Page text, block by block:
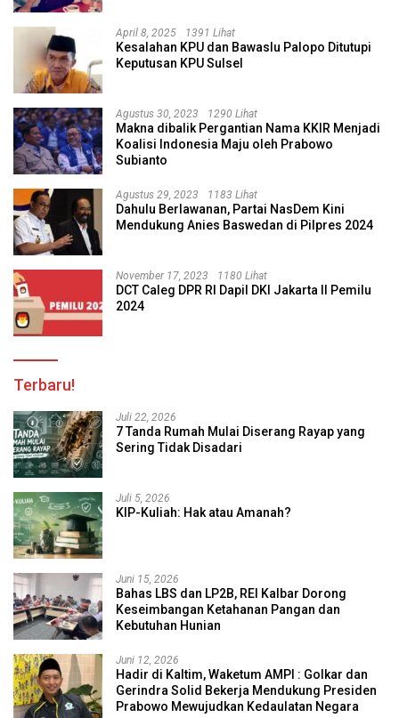
April 8, 2025 1391 Lihat
Kesalahan KPU dan Bawaslu Palopo Ditutupi
Keputusan KPU Sulsel
Agustus 30, 2023 1290 Lihat
Makna dibalik Pergantian Nama KKIR Menjadi
Koalisi Indonesia Maju oleh Prabowo
Subianto
Agustus 29, 2023 1183 Lihat
Dahulu Berlawanan, Partai NasDem Kini
Mendukung Anies Baswedan di Pilpres 2024
November 17, 2023 1180 Lihat
DCT Caleg DPR RI Dapil DKI Jakarta II Pemilu
2024
Terbaru!
Juli 22, 2026
7 Tanda Rumah Mulai Diserang Rayap yang
Sering Tidak Disadari
Juli 5, 2026
KIP-Kuliah: Hak atau Amanah?
Juni 15, 2026
Bahas LBS dan LP2B, REI Kalbar Dorong
Keseimbangan Ketahanan Pangan dan
Kebutuhan Hunian
Juni 12, 2026
Hadir di Kaltim, Waketum AMPI : Golkar dan
Gerindra Solid Bekerja Mendukung Presiden
Prabowo Mewujudkan Kedaulatan Negara